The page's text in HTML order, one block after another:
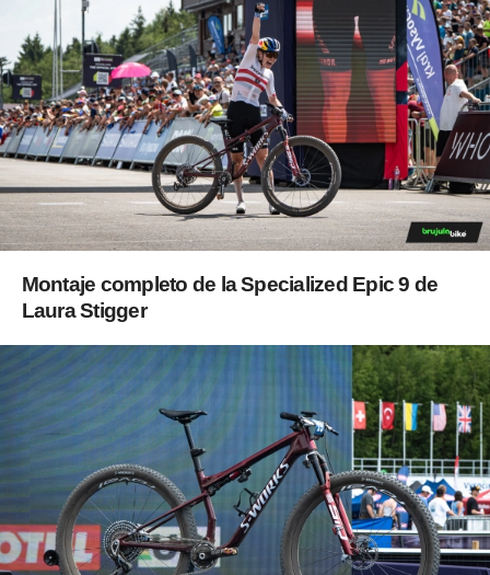
Montaje completo de la Specialized Epic 9 de
Laura Stigger